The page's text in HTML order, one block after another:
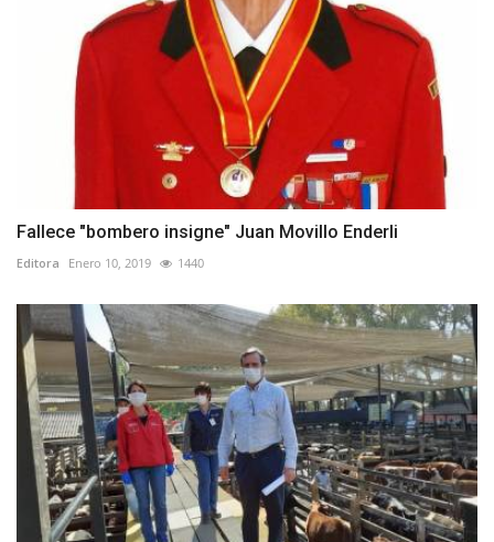
Fallece "bombero insigne" Juan Movillo Enderli
Editora Enero 10, 2019 1440